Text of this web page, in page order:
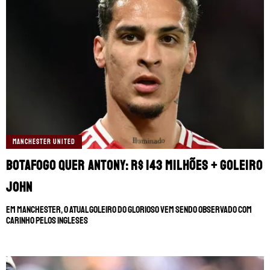
MANCHESTER UNITED
Botafogo quer Antony: R$ 143 milhões + goleiro
John
Em Manchester, o atual goleiro do Glorioso vem sendo observado com
carinho pelos ingleses